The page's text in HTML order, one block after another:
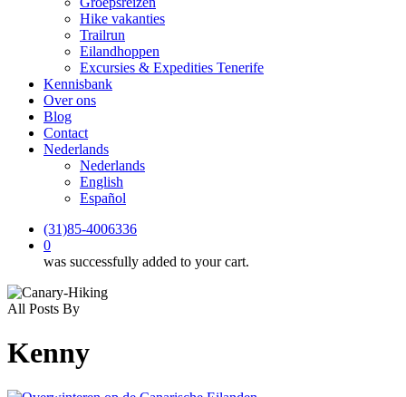
Hike vakanties
Trailrun
Eilandhoppen
Excursies & Expedities Tenerife
Kennisbank
Over ons
Blog
Contact
Nederlands
Nederlands
English
Español
(31)85-4006336
0
was successfully added to your cart.
All Posts By
Kenny